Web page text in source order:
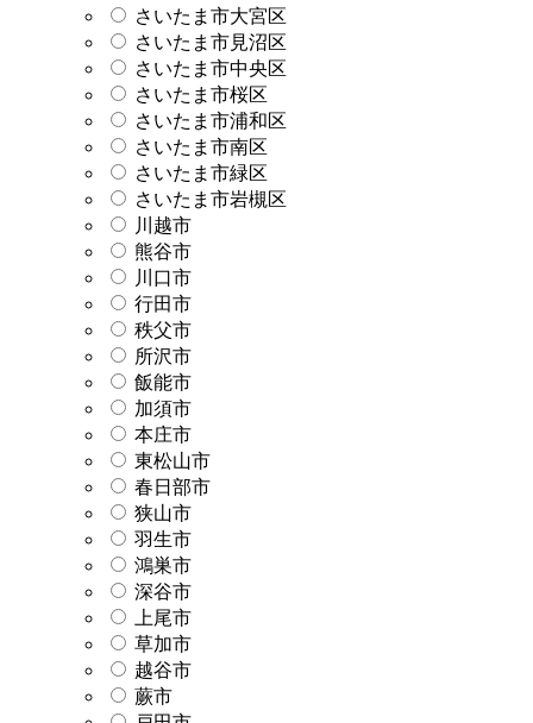
さいたま市大宮区
さいたま市見沼区
さいたま市中央区
さいたま市桜区
さいたま市浦和区
さいたま市南区
さいたま市緑区
さいたま市岩槻区
川越市
熊谷市
川口市
行田市
秩父市
所沢市
飯能市
加須市
本庄市
東松山市
春日部市
狭山市
羽生市
鴻巣市
深谷市
上尾市
草加市
越谷市
蕨市